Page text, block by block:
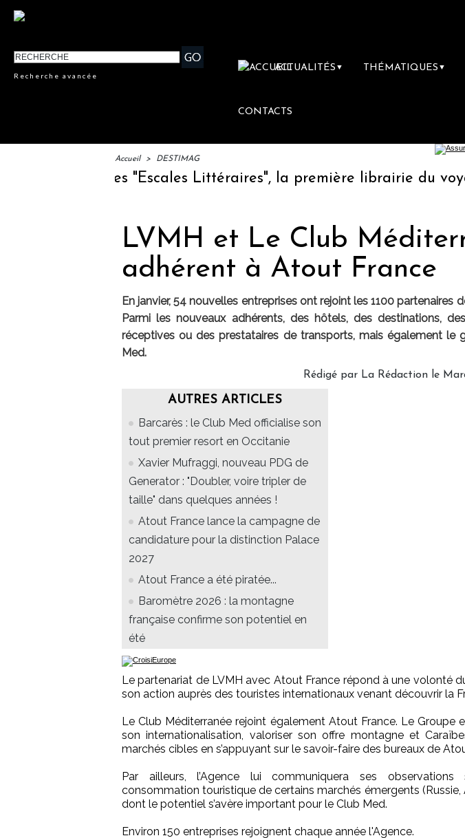
Recherche avancée
ACTUALITÉS ▼ THÉMATIQUES ▼
CONTACTS
Accueil > DESTIMAG
lancement des "Escales Littéraires", la première librairie du
LVMH et Le Club
adhérent à Atout France
En janvier, 54 nouvelles entreprises ont rejoint les 1100 partenaires
Parmi les nouveaux adhérents, des hôtels, des destinations,
réceptives ou des prestataires de transports, mais également le
Med.
Rédigé par La Rédaction le
AUTRES ARTICLES
Barcarès : le Club Med officialise son
tout premier resort en Occitanie
Xavier Mufraggi, nouveau PDG de
Generator : "Doubler, voire tripler de
taille" dans quelques années !
Atout France lance la campagne de
candidature pour la distinction Palace
2027
Atout France a été piratée...
Baromètre 2026 : la montagne
française confirme son potentiel en
été
Le partenariat de LVMH avec Atout France répond à une volonté
son action auprès des touristes internationaux venant découvrir la
Le Club Méditerranée rejoint également Atout France. Le Groupe
son internationalisation, valoriser son offre montagne et
marchés cibles en s’appuyant sur le savoir-faire des bureaux de
Par ailleurs, l’Agence lui communiquera ses
consommation touristique de certains marchés émergents (Russie,
dont le potentiel s’avère important pour le Club Med.
Environ 150 entreprises rejoignent chaque année l'Agence.